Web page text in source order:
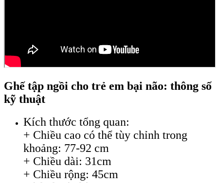
Ghế tập ngồi cho trẻ em bại não: thông số
kỹ thuật
Kích thước tổng quan:
+ Chiều cao có thể tùy chỉnh trong
khoảng: 77-92 cm
+ Chiều dài: 31cm
+ Chiều rộng: 45cm